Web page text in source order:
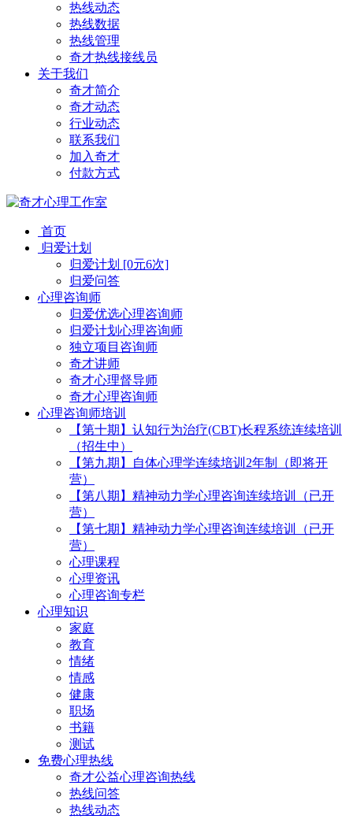
热线动态
热线数据
热线管理
奇才热线接线员
关于我们
奇才简介
奇才动态
行业动态
联系我们
加入奇才
付款方式
首页
归爱计划
归爱计划 [0元6次]
归爱问答
心理咨询师
归爱优选心理咨询师
归爱计划心理咨询师
独立项目咨询师
奇才讲师
奇才心理督导师
奇才心理咨询师
心理咨询师培训
【第十期】认知行为治疗(CBT)长程系统连续培训
（招生中）
【第九期】自体心理学连续培训2年制（即将开
营）
【第八期】精神动力学心理咨询连续培训（已开
营）
【第七期】精神动力学心理咨询连续培训（已开
营）
心理课程
心理资讯
心理咨询专栏
心理知识
家庭
教育
情绪
情感
健康
职场
书籍
测试
免费心理热线
奇才公益心理咨询热线
热线问答
热线动态